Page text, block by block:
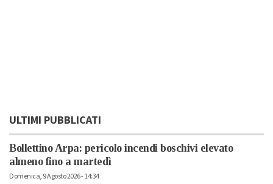
ULTIMI PUBBLICATI
Bollettino Arpa: pericolo incendi boschivi elevato
almeno fino a martedì
Domenica, 9 Agosto 2026 - 14:34